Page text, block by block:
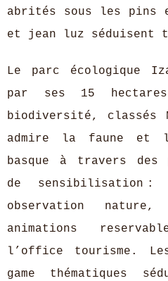
abrités sous les pins
et jean luz séduisent
Le parc écologique
par ses 15
biodiversité, classés
admire la faune et
basque à travers des
de sensibilisation :
observation
animations
l’office tourisme.
game thématiques